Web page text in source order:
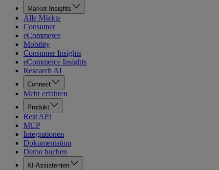
Market Insights
Alle Märkte
Consumer
eCommerce
Mobility
Consumer Insights
eCommerce Insights
Research AI
Connect
Mehr erfahren
Produkt
Rest API
MCP
Integrationen
Dokumentation
Demo buchen
KI-Assistenten